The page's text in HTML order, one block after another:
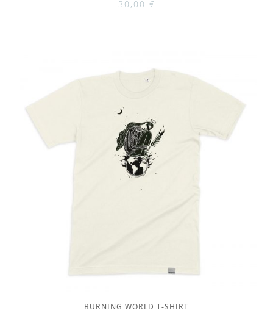
30,00 €
BURNING WORLD T-SHIRT